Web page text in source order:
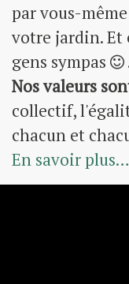
par vous-
votre jardin. Et
gens sympas
Nos valeurs
collectif,
chacun et
En savoir plus…